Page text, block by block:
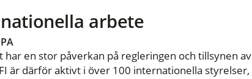
arbete
en stor påverkan på regleringen och tillsynen av
är därför aktivt i över 100 internationella styrelser,